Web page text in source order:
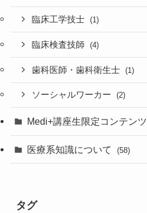
臨床工学技士 (1)
臨床検査技師 (4)
歯科医師・歯科衛生士 (1)
ソーシャルワーカー (2)
Medi+講座生限定コンテンツ
医療系知識について (58)
タグ